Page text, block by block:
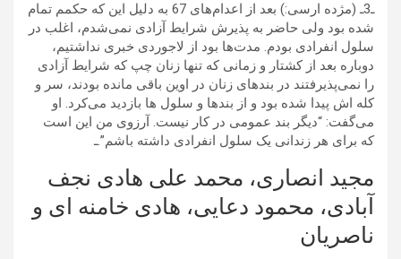
ـ3ـ (مژده ارسی:) بعد از اعدام‌های 67 به دلیل این که حکمم تمام
شده بود ولی حاضر به پذیرش شرایط آزادی نمی‌شدم، اغلب در
سلول انفرادی بودم. مدت‌ها بود از لاجوردی خبری نداشتیم،
دوباره بعد از کشتار و زمانی که تنها زنان چپ که شرایط آزادی
را نمی‌پذیرفتند در بندهای زنان در اوین باقی مانده بودند، سر و
کله اش پیدا شده بود و از بندها و سلول ها بازدید می‌کرد. او
می‌گفت: “دیگر بند عمومی در کار نیست. آرزوی من این است
که برای هر زندانی یک سلول انفرادی داشته باشم”.ـ
مجید انصاری، محمد علی هادی نجف
آبادی، محمود دعایی، هادی خامنه ای و
ناصریان